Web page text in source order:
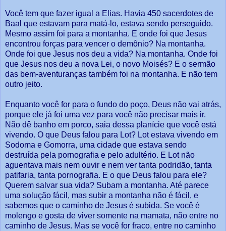
Você tem que fazer igual a Elias. Havia 450 sacerdotes de
Baal que estavam para matá-lo, estava sendo perseguido.
Mesmo assim foi para a montanha. E onde foi que Jesus
encontrou forças para vencer o demônio? Na montanha.
Onde foi que Jesus nos deu a vida? Na montanha. Onde foi
que Jesus nos deu a nova Lei, o novo Moisés? E o sermão
das bem-aventuranças também foi na montanha. E não tem
outro jeito.
Enquanto você for para o fundo do poço, Deus não vai atrás,
porque ele já foi uma vez para você não precisar mais ir.
Não dê banho em porco, saia dessa planície que você está
vivendo. O que Deus falou para Lot? Lot estava vivendo em
Sodoma e Gomorra, uma cidade que estava sendo
destruída pela pornografia e pelo adultério. E Lot não
aguentava mais nem ouvir e nem ver tanta podridão, tanta
patifaria, tanta pornografia. E o que Deus falou para ele?
Querem salvar sua vida? Subam a montanha. Até parece
uma solução fácil, mas subir a montanha não é fácil, e
sabemos que o caminho de Jesus é subida. Se você é
molengo e gosta de viver somente na mamata, não entre no
caminho de Jesus. Mas se você for fraco, entre no caminho